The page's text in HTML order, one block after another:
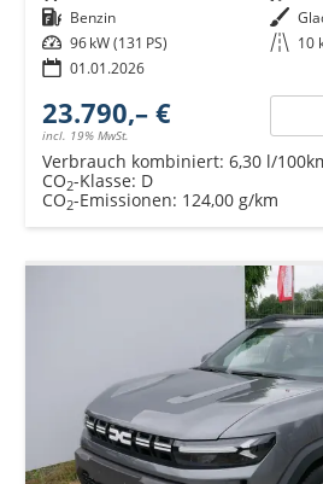
Kraftstoff Benzin Außenfarbe
Leistung 96 kW (131 PS) Kilometerstand 10
01.01.2026
23.790,– €
incl. 19% MwSt.
Verbrauch kombiniert: 6,30 l/
CO2-Klasse: D
CO2-Emissionen: 124,00 g/km